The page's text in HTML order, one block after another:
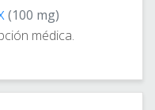
(100 mg)
médica.